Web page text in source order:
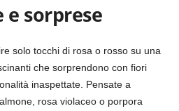
sorprese
solo tocchi di rosa o rosso su una
che sorprendono con fiori
inaspettate. Pensate a
rosa violaceo o porpora